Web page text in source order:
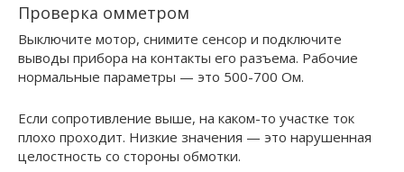
Проверка омметром
Выключите мотор, снимите сенсор и подключите
выводы прибора на контакты его разъема. Рабочие
нормальные параметры — это 500-700 Ом.
Если сопротивление выше, на каком-то участке ток
плохо проходит. Низкие значения — это нарушенная
целостность со стороны обмотки.